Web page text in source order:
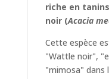
riche en
noir (Acacia
Cette espèce
"Wattle noir",
"mimosa" dans